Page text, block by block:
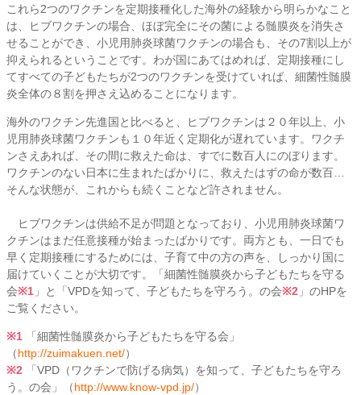
これら2つのワクチンを定期接種化した海外の経験から明らかなこと
は、ヒブワクチンの場合、ほぼ完全にその菌による髄膜炎を消失さ
せることができ、小児用肺炎球菌ワクチンの場合も、その7割以上が
抑えられるということです。わが国にあてはめれば、定期接種にし
てすべての子どもたちが2つのワクチンを受けていれば、細菌性髄膜
炎全体の８割を押さえ込めることになります。
海外のワクチン先進国と比べると、ヒブワクチンは２０年以上、小
児用肺炎球菌ワクチンも１０年近く定期化が遅れています。ワクチ
ンさえあれば、その間に救えた命は、すでに数百人にのぼります。
ワクチンのない日本に生まれたばかりに、救えたはずの命が数百…
そんな状態が、これからも続くことなど許されません。
ヒブワクチンは供給不足が問題となっており、小児用肺炎球菌ワ
クチンはまだ任意接種が始まったばかりです。両方とも、一日でも
早く定期接種にするためには、子育て中の方の声を、しっかり国に
届けていくことが大切です。「細菌性髄膜炎から子どもたちを守る
会※1 」と「VPDを知って、子どもたちを守ろう。の会※2 」のHPを
ご覧ください。
※1 「細菌性髄膜炎から子どもたちを守る会」
（http://zuimakuen.net/）
※2 「VPD（ワクチンで防げる病気）を知って、子どもたちを守ろ
う。の会」（http://www.know-vpd.jp/）